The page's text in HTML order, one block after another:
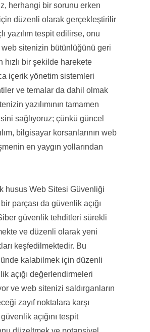
herhangi bir sorunu erken
düzenli olarak gerçekleştirilir
yazılım tespit edilirse, onu
web sitenizin bütünlüğünü geri
hızlı bir şekilde harekete
içerik yönetim sistemleri
ve temalar da dahil olmak
yazılımının tamamen
sağlıyoruz; çünkü güncel
bilgisayar korsanlarının web
en yaygın yollarından
husus Web Sitesi Güvenliği
parçası da güvenlik açığı
güvenlik tehditleri sürekli
ve düzenli olarak yeni
keşfedilmektedir. Bu
kalabilmek için düzenli
açığı değerlendirmeleri
ve web sitenizi saldırganların
zayıf noktalara karşı
açığını tespit